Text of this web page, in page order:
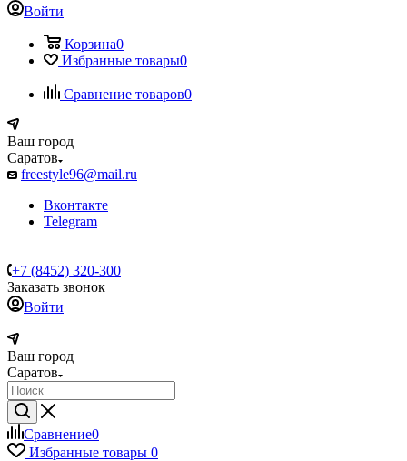
Войти
Корзина0
Избранные товары0
Сравнение товаров0
Ваш город
Саратов
freestyle96@mail.ru
Вконтакте
Telegram
+7 (8452) 320-300
Заказать звонок
Войти
Ваш город
Саратов
Сравнение0
Избранные товары 0